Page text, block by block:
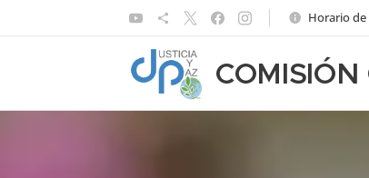
Horario de
COMISIÓN